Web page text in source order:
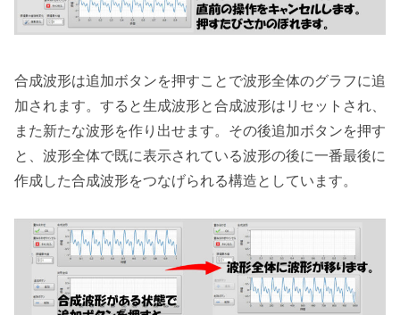
合成波形は追加ボタンを押すことで波形全体のグラフに追
加されます。すると生成波形と合成波形はリセットされ、
また新たな波形を作り出せます。その後追加ボタンを押す
と、波形全体で既に表示されている波形の後に一番最後に
作成した合成波形をつなげられる構造としています。